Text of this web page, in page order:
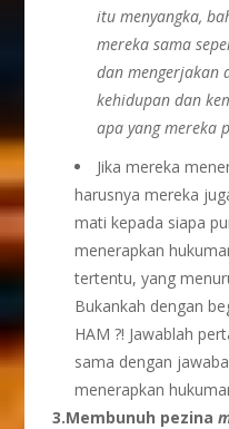
itu menyangka,
mereka sama
dan mengerjakan
kehidupan dan
apa yang mereka
Jika mereka
harusnya mereka
mati kepada siapa
menerapkan
tertentu, yang
Bukankah dengan
HAM ?! Jawablah
sama dengan
menerapkan
3.Membunuh pezina